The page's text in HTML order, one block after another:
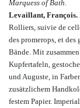
Marquess of Bath.
Levaillant, François.
Rolliers, suivie de
des promerops, et des
Bände. Mit
Kupfertafeln,
und Auguste, in
zusätzlichem
festem Papier.